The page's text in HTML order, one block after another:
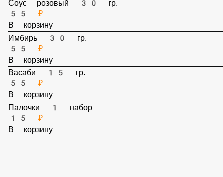
Соус розовый 30 гр.
55 ₽
В корзину
Имбирь 30 гр.
55 ₽
В корзину
Васаби 15 гр.
55 ₽
В корзину